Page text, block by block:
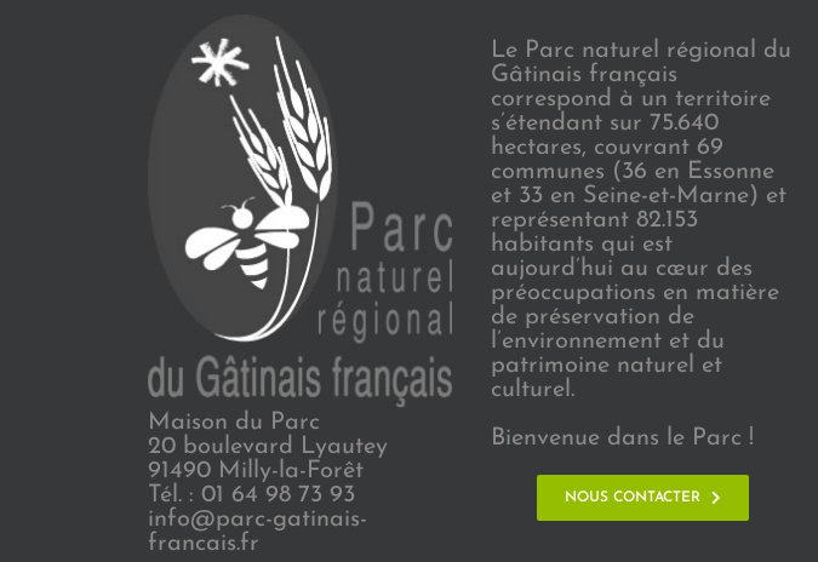
Maison du Parc
20 boulevard Lyautey
91490 Milly-la-Forêt
Tél. : 01 64 98 73 93
info@parc-gatinais-
francais.fr
Le Parc naturel régional du
Gâtinais français
correspond à un territoire
s’étendant sur 75.640
hectares, couvrant 69
communes (36 en Essonne
et 33 en Seine-et-Marne) et
représentant 82.153
habitants qui est
aujourd’hui au cœur des
préoccupations en matière
de préservation de
l’environnement et du
patrimoine naturel et
culturel.
Bienvenue dans le Parc !
NOUS CONTACTER